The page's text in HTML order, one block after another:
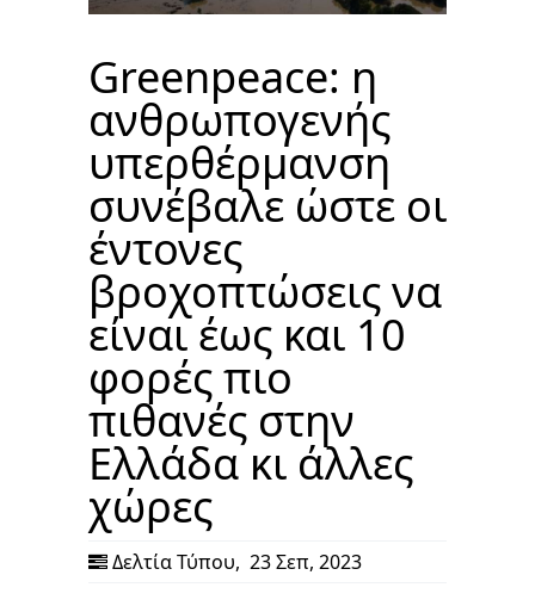
Greenpeace: η
ανθρωπογενής
υπερθέρμανση
συνέβαλε ώστε οι
έντονες
βροχοπτώσεις να
είναι έως και 10
φορές πιο
πιθανές στην
Ελλάδα κι άλλες
χώρες
Δελτία Τύπου, 23 Σεπ, 2023